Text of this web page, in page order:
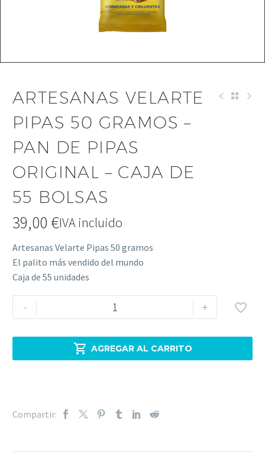
ARTESANAS VELARTE
PIPAS 50 GRAMOS –
PAN DE PIPAS
ORIGINAL – CAJA DE
55 BOLSAS
39,00 €IVA incluido
Artesanas Velarte Pipas 50 gramos
El palito más vendido del mundo
Caja de 55 unidades
-
Artesanas
Velarte
gramos
pipas
+
 AGREGAR AL CARRITO

Compartir: